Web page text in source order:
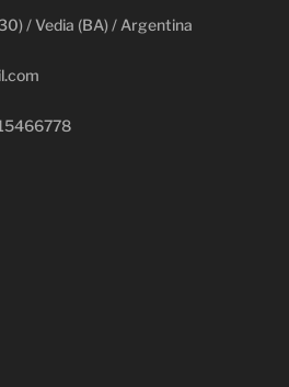
/ Vedia (BA) / Argentina